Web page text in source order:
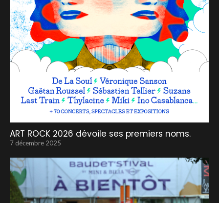
ART ROCK 2026 dévoile ses premiers noms.
7 décembre 2025